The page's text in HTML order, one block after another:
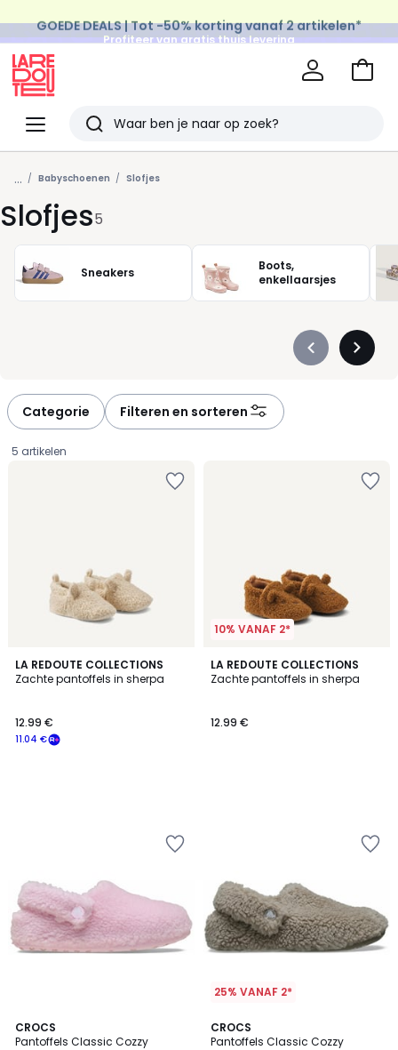
Profiteer van gratis thuis levering
op al de Mode & Home aankopen
Menu
Redoute
Zoeken
Laatst
bekeken
artikelen
Naar
... Babyschoenen Slofjes
Slofjes5
Sneakers
Boots,
enkellaarsjes
Précédent
Categorie Filteren en sorteren
5 artikelen
LA REDOUTE COLLECTIONS
Zachte pantoffels in sherpa
€
Schrijf
plaats
daarvan
te
betalen
11.04
11.04 €
12.99 €
10% VANAF 2*
LA REDOUTE COLLECTIONS
Zachte pantoffels in sherpa
12.99 €
CROCS
Pantoffels Classic Cozzy
25% VANAF 2*
CROCS
Pantoffels Classic Cozzy